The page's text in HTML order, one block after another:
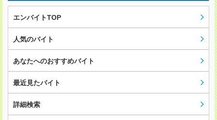
エンバイトTOP
人気のバイト
あなたへのおすすめバイト
最近見たバイト
詳細検索